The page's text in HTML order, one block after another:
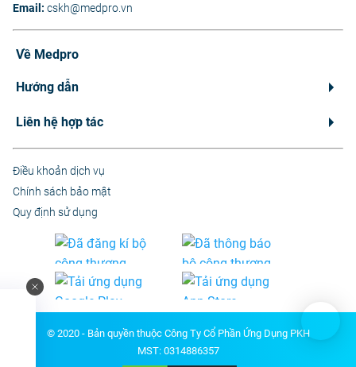
Email: cskh@medpro.vn
Về Medpro
Hướng dẫn
Liên hệ hợp tác
Điều khoản dịch vụ
Chính sách bảo mật
Quy định sử dụng
© 2020 - Bản quyền thuộc Công Ty Cổ Phần Ứng Dụng PKH
MST: 0314886357